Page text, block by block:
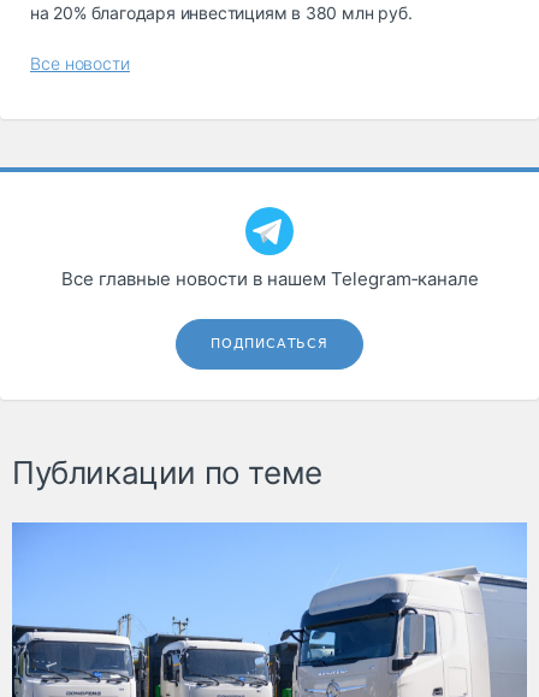
на 20% благодаря инвестициям в 380 млн руб.
Все новости
Все главные новости в нашем Telegram‑канале
ПОДПИСАТЬСЯ
Публикации по теме